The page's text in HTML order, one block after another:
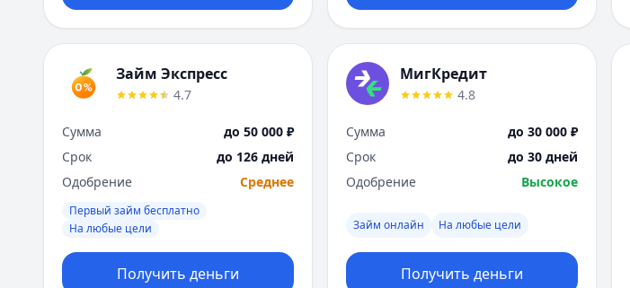
Займ Экспресс
4.7
Сумма
до 50 000 ₽
Срок
до 126 дней
Одобрение
Среднее
Первый займ бесплатно
На любые цели
Получить деньги
МигКредит
4.8
Сумма
до 30 000 ₽
Срок
до 30 дней
Одобрение
Высокое
Займ онлайн На любые цели
Получить деньги